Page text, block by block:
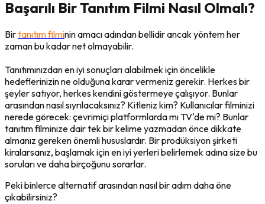
Başarılı Bir Tanıtım Filmi Nasıl Olmalı?
Birtanıtım filminin amacı adından bellidir ancak yöntem her
zaman bu kadar net olmayabilir.
Tanıtımınızdan en iyi sonuçları alabilmek için öncelikle
hedeflerinizin ne olduğuna karar vermeniz gerekir. Herkes bir
şeyler satıyor, herkes kendini göstermeye çalışıyor. Bunlar
arasından nasıl sıyrılacaksınız? Kitleniz kim? Kullanıcılar filminizi
nerede görecek: çevrimiçi platformlarda mı TV'de mi? Bunlar
tanıtım filminize dair tek bir kelime yazmadan önce dikkate
almanız gereken önemli hususlardır. Bir prodüksiyon şirketi
kiralarsanız, başlamak için en iyi yerleri belirlemek adına size bu
soruları ve daha birçoğunu sorarlar.
Peki binlerce alternatif arasından nasıl bir adım daha öne
çıkabilirsiniz?